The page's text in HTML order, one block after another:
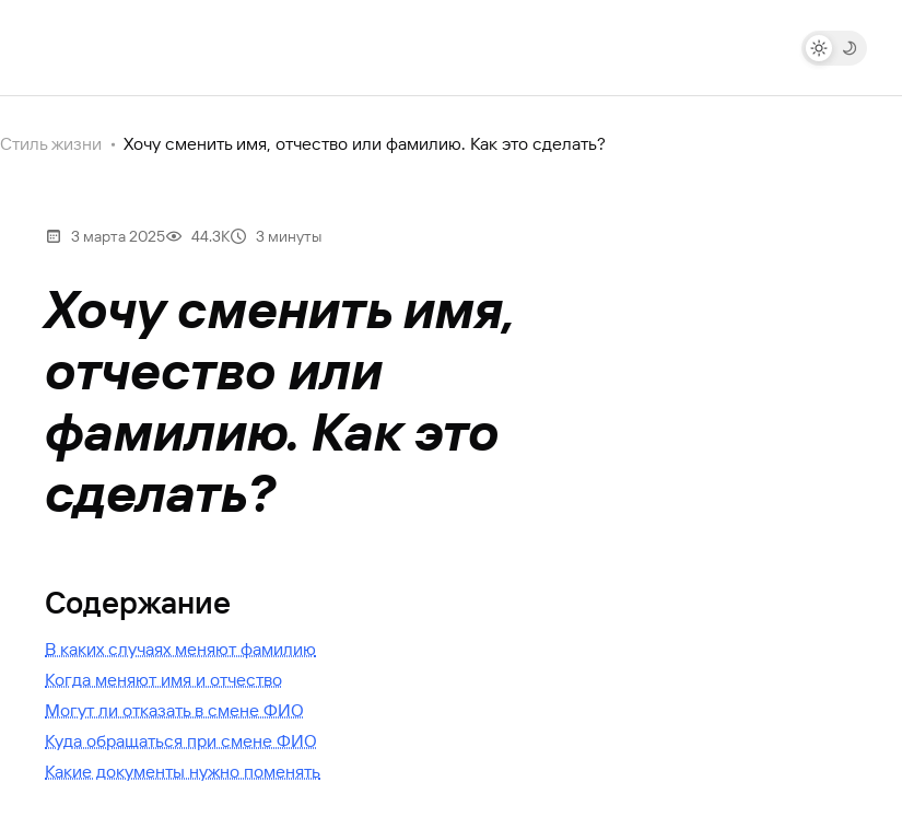
Стиль жизни Хочу сменить имя, отчество или фамилию. Как это сделать?
3 марта 2025 44.3К 3 минуты
Хочу сменить имя,
отчество или
фамилию. Как это
сделать?
Содержание
В каких случаях меняют фамилию
Когда меняют имя и отчество
Могут ли отказать в смене ФИО
Куда обращаться при смене ФИО
Какие документы нужно поменять